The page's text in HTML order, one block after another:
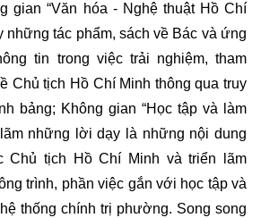
gian “Văn hóa - Nghệ thuật Hồ Chí
những tác phẩm, sách về Bác và ứng
tin trong việc trải nghiệm, tham
Chủ tịch Hồ Chí Minh thông qua truy
bảng; Không gian “Học tập và làm
những lời dạy là những nội dung
Chủ tịch Hồ Chí Minh và triển lãm
trình, phần việc gắn với học tập và
thống chính trị phường. Song song